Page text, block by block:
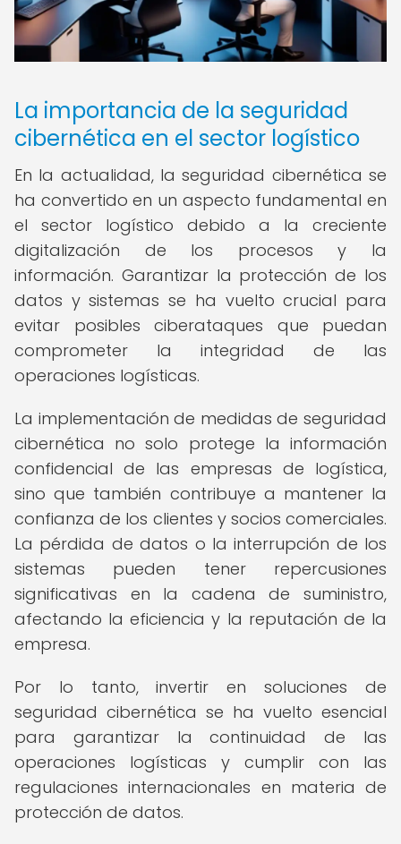
La importancia de la seguridad
cibernética en el sector logístico
En la actualidad, la seguridad cibernética se
ha convertido en un aspecto fundamental en
el sector logístico debido a la creciente
digitalización de los procesos y la
información. Garantizar la protección de los
datos y sistemas se ha vuelto crucial para
evitar posibles ciberataques que puedan
comprometer la integridad de las
operaciones logísticas.
La implementación de medidas de seguridad
cibernética no solo protege la información
confidencial de las empresas de logística,
sino que también contribuye a mantener la
confianza de los clientes y socios comerciales.
La pérdida de datos o la interrupción de los
sistemas pueden tener repercusiones
significativas en la cadena de suministro,
afectando la eficiencia y la reputación de la
empresa.
Por lo tanto, invertir en soluciones de
seguridad cibernética se ha vuelto esencial
para garantizar la continuidad de las
operaciones logísticas y cumplir con las
regulaciones internacionales en materia de
protección de datos.